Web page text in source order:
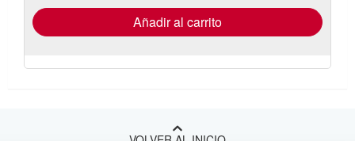
envío
Añadir al carrito